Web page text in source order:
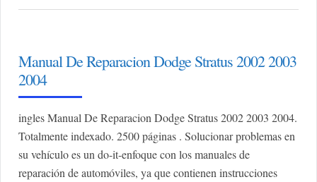
Manual De Reparacion Dodge Stratus 2002 2003
2004
ingles Manual De Reparacion Dodge Stratus 2002 2003 2004.
Totalmente indexado. 2500 páginas . Solucionar problemas en
su vehículo es un do-it-enfoque con los manuales de
reparación de automóviles, ya que contienen instrucciones